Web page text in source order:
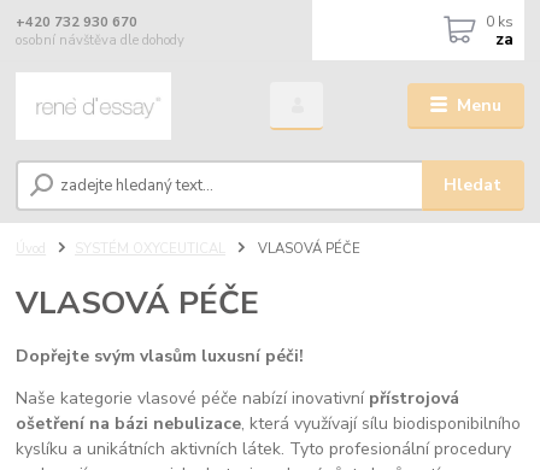
Menu
Hledat
+420 732 930 670
osobní návštěva dle dohody
0 ks
za
Úvod SYSTÉM OXYCEUTICAL VLASOVÁ PÉČE
VLASOVÁ PÉČE
Dopřejte svým vlasům luxusní péči!
Naše kategorie vlasové péče nabízí inovativní přístrojová
ošetření na bázi nebulizace, která využívají sílu biodisponibilního
kyslíku a unikátních aktivních látek. Tyto profesionální procedury